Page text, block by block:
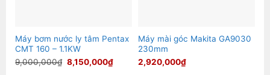
Máy bơm nước ly tâm Pentax
CMT 160 – 1.1KW
9,000,000₫ Giá
gốc
8,150,000₫Giá
Máy mài góc Makita GA9030
230mm
2,920,000₫